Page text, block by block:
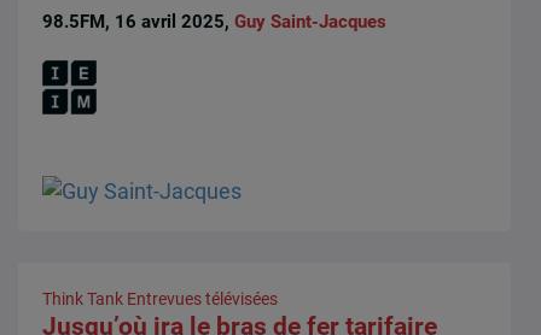
98.5FM, 16 avril 2025,Guy Saint-Jacques
Think Tank Entrevues télévisées
Jusqu’où ira le bras de fer tarifaire